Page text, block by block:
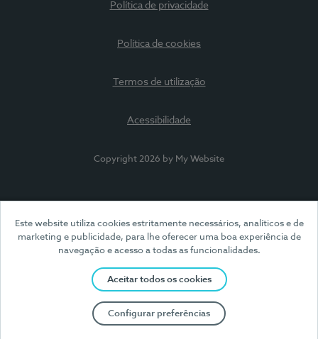
Este website utiliza cookies estritamente necessários, analíticos e de
marketing e publicidade, para lhe oferecer uma boa experiência de
navegação e acesso a todas as funcionalidades.
Aceitar todos os cookies
Configurar preferências
Política de privacidade
Política de cookies
Termos de utilização
Acessibilidade
Copyright 2026 by My Website